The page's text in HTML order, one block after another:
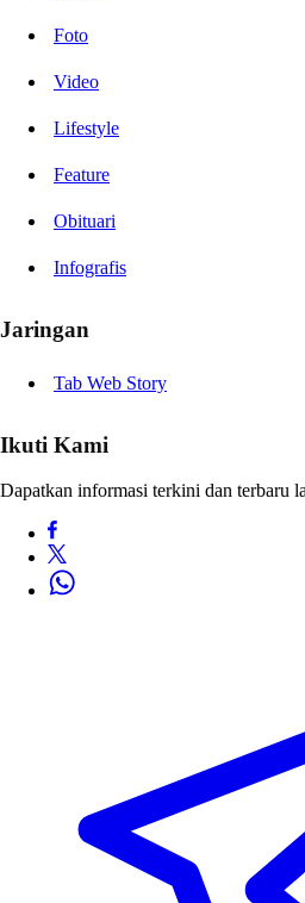
Foto
Video
Lifestyle
Feature
Obituari
Infografis
Jaringan
Tab Web Story
Ikuti Kami
Dapatkan informasi terkini dan terbaru